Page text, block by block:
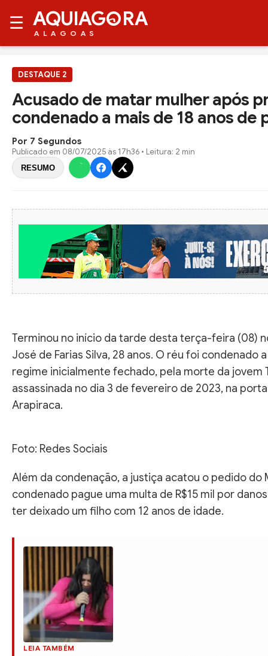
☰ AQUIAG RA
ALAGOAS
DESTAQUE 2
Acusado de matar mulher após
condenado a mais de 18 anos de
Por 7 Segundos
Publicado em 08/07/2025 às 17h36 • Leitura: 2 min
RESUMO
Terminou no início da tarde desta terça-feira (08)
José de Farias Silva, 28 anos. O réu foi condenado
regime inicialmente fechado, pela morte da jovem
assassinada no dia 3 de fevereiro de 2023, na
Arapiraca.
Foto: Redes Sociais
Além da condenação, a justiça acatou o pedido do
condenado pague uma multa de R$15 mil por
ter deixado um filho com 12 anos de idade.
LEIA TAMBÉM